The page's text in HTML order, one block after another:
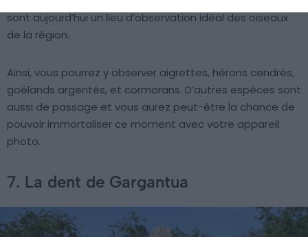
sont aujourd’hui un lieu d’observation idéal des oiseaux
de la région.
Ainsi, vous pourrez y observer aigrettes, hérons cendrés,
goélands argentés, et cormorans. D’autres espèces sont
aussi de passage et vous aurez peut-être la chance de
pouvoir immortaliser ce moment avec votre appareil
photo.
7. La dent de Gargantua